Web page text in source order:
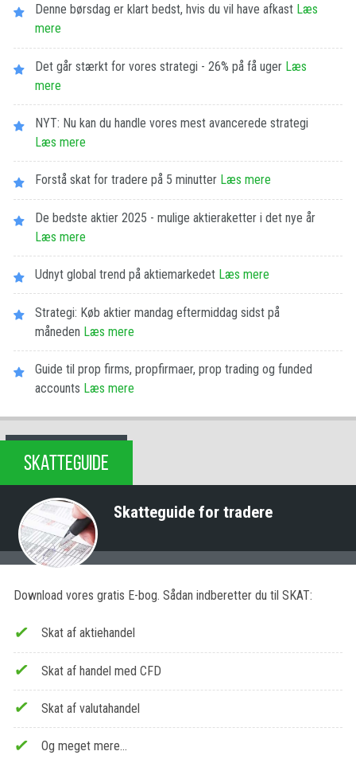
Denne børsdag er klart bedst, hvis du vil have afkast Læs
mere
Det går stærkt for vores strategi - 26% på få uger Læs
mere
NYT: Nu kan du handle vores mest avancerede strategi
Læs mere
Forstå skat for tradere på 5 minutter Læs mere
De bedste aktier 2025 - mulige aktieraketter i det nye år
Læs mere
Udnyt global trend på aktiemarkedet Læs mere
Strategi: Køb aktier mandag eftermiddag sidst på
måneden Læs mere
Guide til prop firms, propfirmaer, prop trading og funded
accounts Læs mere
SKATTEGUIDE
Skatteguide for tradere
Download vores gratis E-bog. Sådan indberetter du til SKAT:
Skat af aktiehandel
Skat af handel med CFD
Skat af valutahandel
Og meget mere…